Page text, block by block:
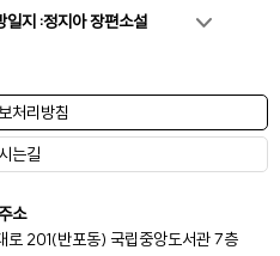
일지 :정지아 장편소설
처리방침
는길
주소
201(반포동) 국립중앙도서관 7층